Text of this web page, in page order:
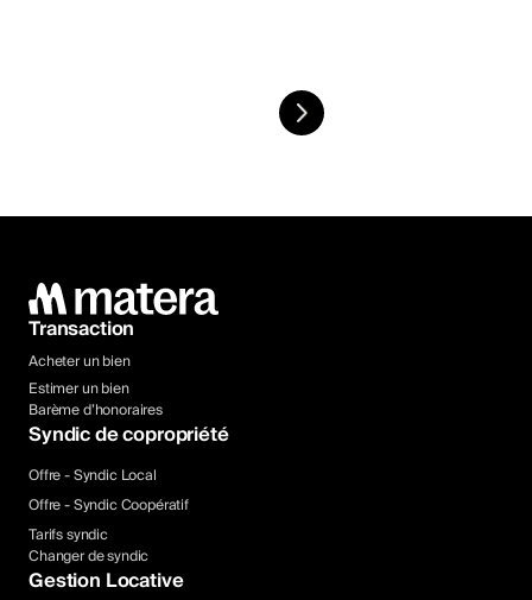
Transaction
Acheter un bien
Estimer un bien
Barème d’honoraires
Syndic de copropriété
Offre - Syndic Local
Offre - Syndic Coopératif
Tarifs syndic
Changer de syndic
Gestion Locative